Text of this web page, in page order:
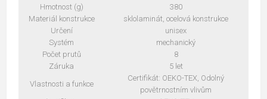
Hmotnost (g)
380
Materiál konstrukce
sklolaminát, ocelová konstrukce
Určení
unisex
Systém
mechanický
Počet prutů
8
Záruka
5 let
Vlastnosti a funkce
Certifikát: OEKO-TEX, Odolný
povětrnostním vlivům